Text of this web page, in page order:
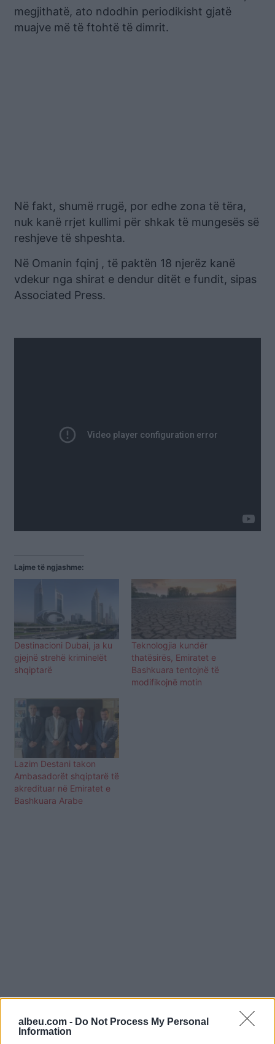
albeu.com - Do Not Process My Personal
Information
megjithatë, ato ndodhin periodikisht gjatë
muajve më të ftohtë të dimrit.
Në fakt, shumë rrugë, por edhe zona të tëra,
nuk kanë rrjet kullimi për shkak të mungesës së
reshjeve të shpeshta.
Në Omanin fqinj , të paktën 18 njerëz kanë
vdekur nga shirat e dendur ditët e fundit, sipas
Associated Press.
Lajme të ngjashme:
Destinacioni Dubai, ja ku
gjejnë strehë kriminelët
shqiptarë
Teknologjia kundër
thatësirës, Emiratet e
Bashkuara tentojnë të
modifikojnë motin
Lazim Destani takon
Ambasadorët shqiptarë të
akredituar në Emiratet e
Bashkuara Arabe
Shtuar
17.04.2024 08:16
Tags:
Emiratet e Bashkuara Arabe